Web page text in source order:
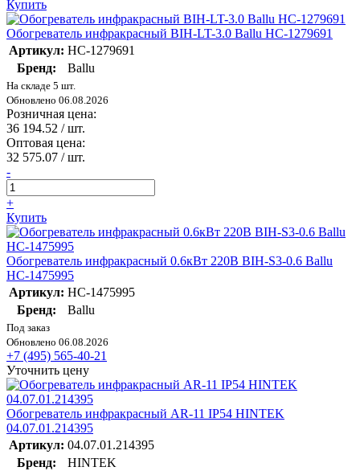
Купить
Обогреватель инфракрасный BIH-LT-3.0 Ballu НС-1279691
Артикул: НС-1279691
Бренд:
Ballu
На складе 5 шт.
Обновлено 06.08.2026
Розничная цена:
36 194.52 / шт.
Оптовая цена:
32 575.07 / шт.
-
+
Купить
Обогреватель инфракрасный 0.6кВт 220В BIH-S3-0.6 Ballu
НС-1475995
Артикул: НС-1475995
Бренд:
Ballu
Под заказ
Обновлено 06.08.2026
+7 (495) 565-40-21
Уточнить цену
Обогреватель инфракрасный AR-11 IP54 HINTEK
04.07.01.214395
Артикул: 04.07.01.214395
Бренд:
HINTEK